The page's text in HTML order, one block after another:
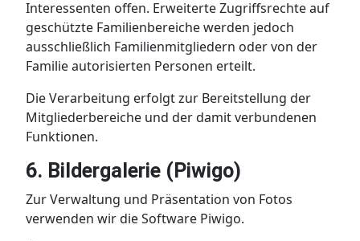
Interessenten offen. Erweiterte Zugriffsrechte auf
geschützte Familienbereiche werden jedoch
ausschließlich Familienmitgliedern oder von der
Familie autorisierten Personen erteilt.
Die Verarbeitung erfolgt zur Bereitstellung der
Mitgliederbereiche und der damit verbundenen
Funktionen.
6. Bildergalerie (Piwigo)
Zur Verwaltung und Präsentation von Fotos
verwenden wir die Software Piwigo.